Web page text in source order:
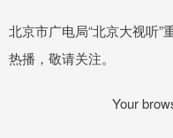
北京市广电局“北京大视听
热播，敬请关注。
Your